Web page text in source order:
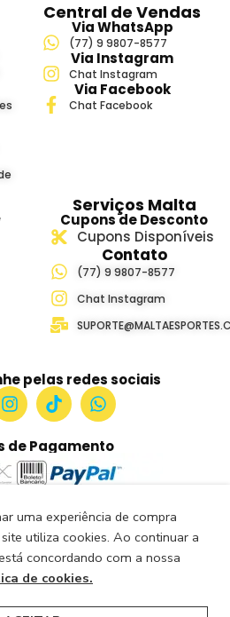
Central de Vendas
Via WhatsApp
(77) 9 9807-8577
Via Instagram
Chat Instagram
Via Facebook
Chat Facebook
Serviços Malta
Cupons de Desconto
Cupons Disponíveis
Contato
(77) 9 9807-8577
Chat Instagram
pelas redes sociais
de Pagamento
e Verificado
Seguro Certificado
Trustindex
® 2018-2026- Todos os Direitos
uma experiência de compra
utiliza cookies. Ao continuar a
concordando com a nossa
de cookies.